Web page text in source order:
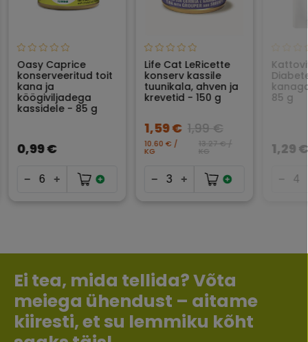
Oasy Caprice
konserveeritud toit
kana ja
köögiviljadega
kassidele - 85 g
0,99 €
Life Cat LeRicette
konserv kassile
tuunikala, ahven ja
krevetid - 150 g
1,59 € 1,99 €
10.60 € /
KG
13.27 € /
KG
85 g
1,29 €
Ei tea, mida tellida? Võta
meiega ühendust – aitame
kiiresti, et su lemmiku kõht